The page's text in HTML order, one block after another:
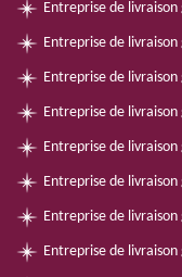
Entreprise de
Entreprise de livraison
Entreprise de
Entreprise de
Entreprise de
Entreprise de
Entreprise de
Entreprise de livraison